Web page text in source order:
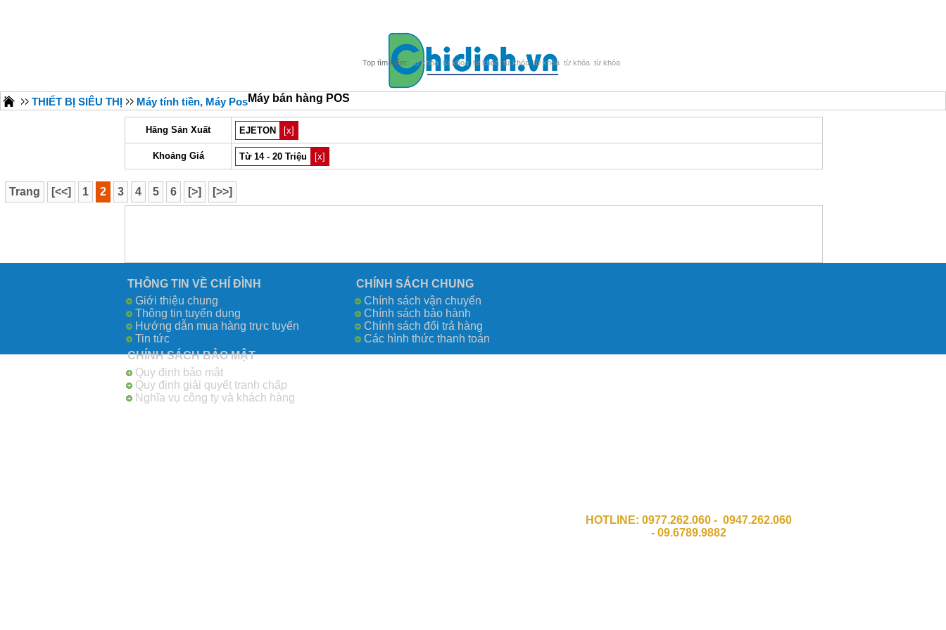
từ khóa từ khóa từ khóa từ khóa từ khóa từ khóa từ khóa
THIẾT BỊ SIÊU THỊ Máy tính tiền, Máy PosMáy bán hàng POS
Hãng Sản Xuất EJETON [x]
Khoảng Giá Từ 14 - 20 Triệu [x]
Trang [<<] 1 2 3 4 5 6 [>] [>>]
THÔNG TIN VỀ CHÍ ĐÌNH
Giới thiệu chung
Thông tin tuyển dụng
Hướng dẫn mua hàng trực tuyến
Tin tức
CHÍNH SÁCH CHUNG
Chính sách vận chuyển
Chính sách bảo hành
Chính sách đổi trả hàng
Các hình thức thanh toán
CHÍNH SÁCH BẢO MẬT
Quy định bảo mật
Quy định giải quyết tranh chấp
Nghĩa vụ công ty và khách hàng
HOTLINE: 0977.262.060 - 0947.262.060
-09.6789.9882